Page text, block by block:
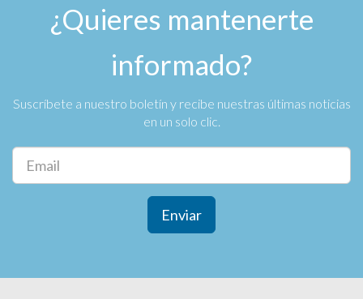
¿Quieres mantenerte
informado?
Suscríbete a nuestro boletín y recibe nuestras últimas noticias
en un solo clic.
Enviar